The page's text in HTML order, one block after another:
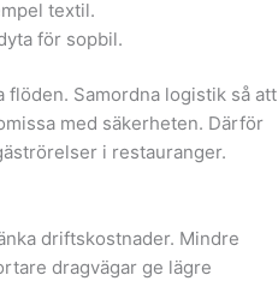
textil.
för sopbil.
Samordna logistik så att
med säkerheten. Därför
i restauranger.
driftskostnader. Mindre
dragvägar ge lägre